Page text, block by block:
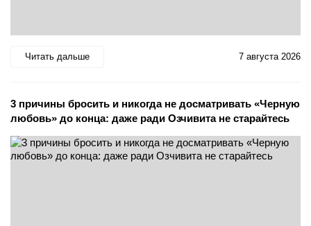
Читать дальше 7 августа 2026
3 причины бросить и никогда не досматривать «Черную
любовь» до конца: даже ради Озчивита не старайтесь